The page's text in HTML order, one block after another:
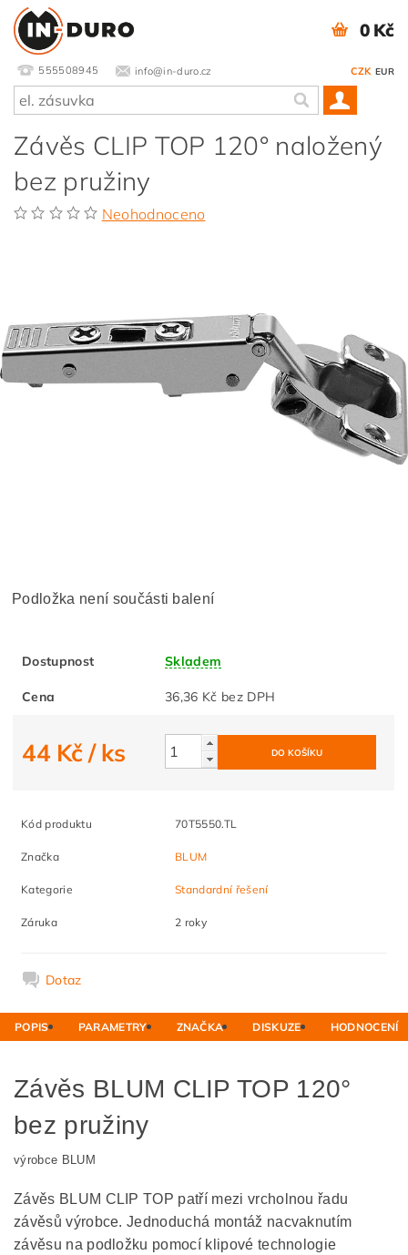
555508945 info@in-duro.cz CZK EUR
0 Kč
Závěs CLIP TOP 120° naložený
bez pružiny
Neohodnoceno
Podložka není součásti balení
Dostupnost Skladem
Cena 36,36 Kč bez DPH
44 Kč/ ks
Kód produktu 70T5550.TL
Značka BLUM
Kategorie Standardní řešení
Záruka 2 roky
Dotaz
POPIS PARAMETRY ZNAČKA DISKUZE HODNOCENÍ
Závěs BLUM CLIP TOP 120°
bez pružiny
výrobce BLUM
Závěs BLUM CLIP TOP patří mezi vrcholnou řadu
závěsů výrobce. Jednoduchá montáž nacvaknutím
závěsu na podložku pomocí klipové technologie